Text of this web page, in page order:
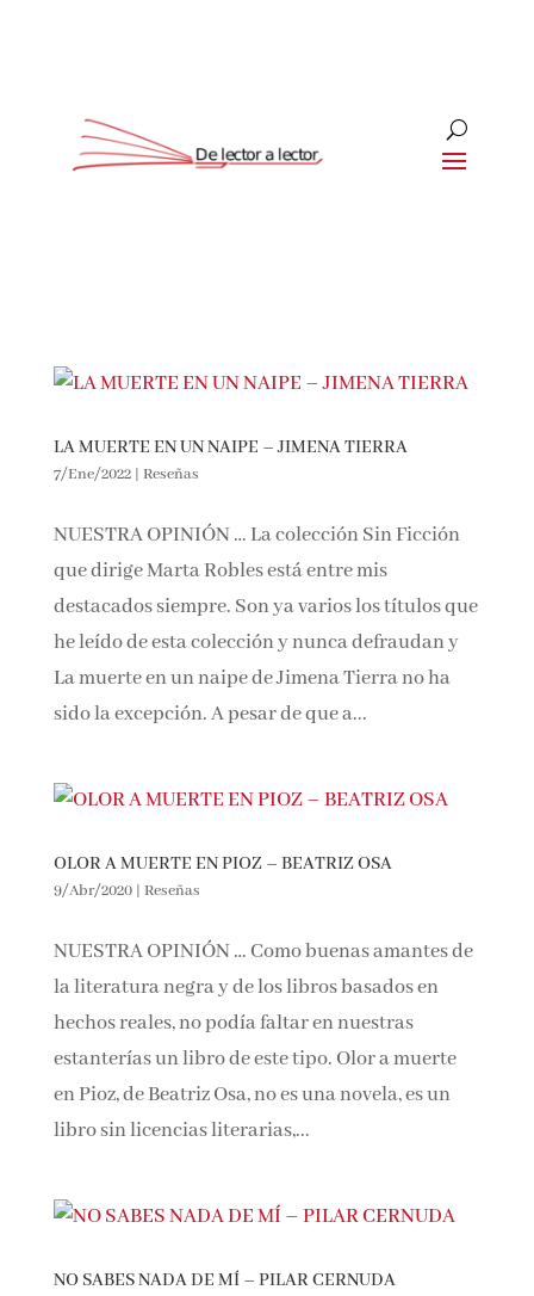
LA MUERTE EN UN NAIPE – JIMENA TIERRA
7/Ene/2022| Reseñas
NUESTRA OPINIÓN … La colección Sin Ficción
que dirige Marta Robles está entre mis
destacados siempre. Son ya varios los títulos que
he leído de esta colección y nunca defraudan y
La muerte en un naipe de Jimena Tierra no ha
sido la excepción. A pesar de que a...
OLOR A MUERTE EN PIOZ – BEATRIZ OSA
9/Abr/2020| Reseñas
NUESTRA OPINIÓN … Como buenas amantes de
la literatura negra y de los libros basados en
hechos reales, no podía faltar en nuestras
estanterías un libro de este tipo. Olor a muerte
en Pioz, de Beatriz Osa, no es una novela, es un
libro sin licencias literarias,...
NO SABES NADA DE MÍ – PILAR CERNUDA